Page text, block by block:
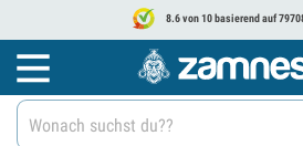
8.6 von 10 basierend auf